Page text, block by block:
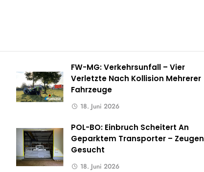
FW-MG: Verkehrsunfall – Vier
Verletzte Nach Kollision Mehrerer
Fahrzeuge
18. Juni 2026
POL-BO: Einbruch Scheitert An
Geparktem Transporter – Zeugen
Gesucht
18. Juni 2026